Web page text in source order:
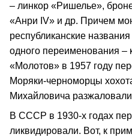
– линкор «Ришелье»,
«Анри IV» и др. Причем
республиканские
одного переименования –
«Молотов» в 1957 году
Моряки-черноморцы
Михайловича
В СССР в 1930-х годах
ликвидировали. Вот, к